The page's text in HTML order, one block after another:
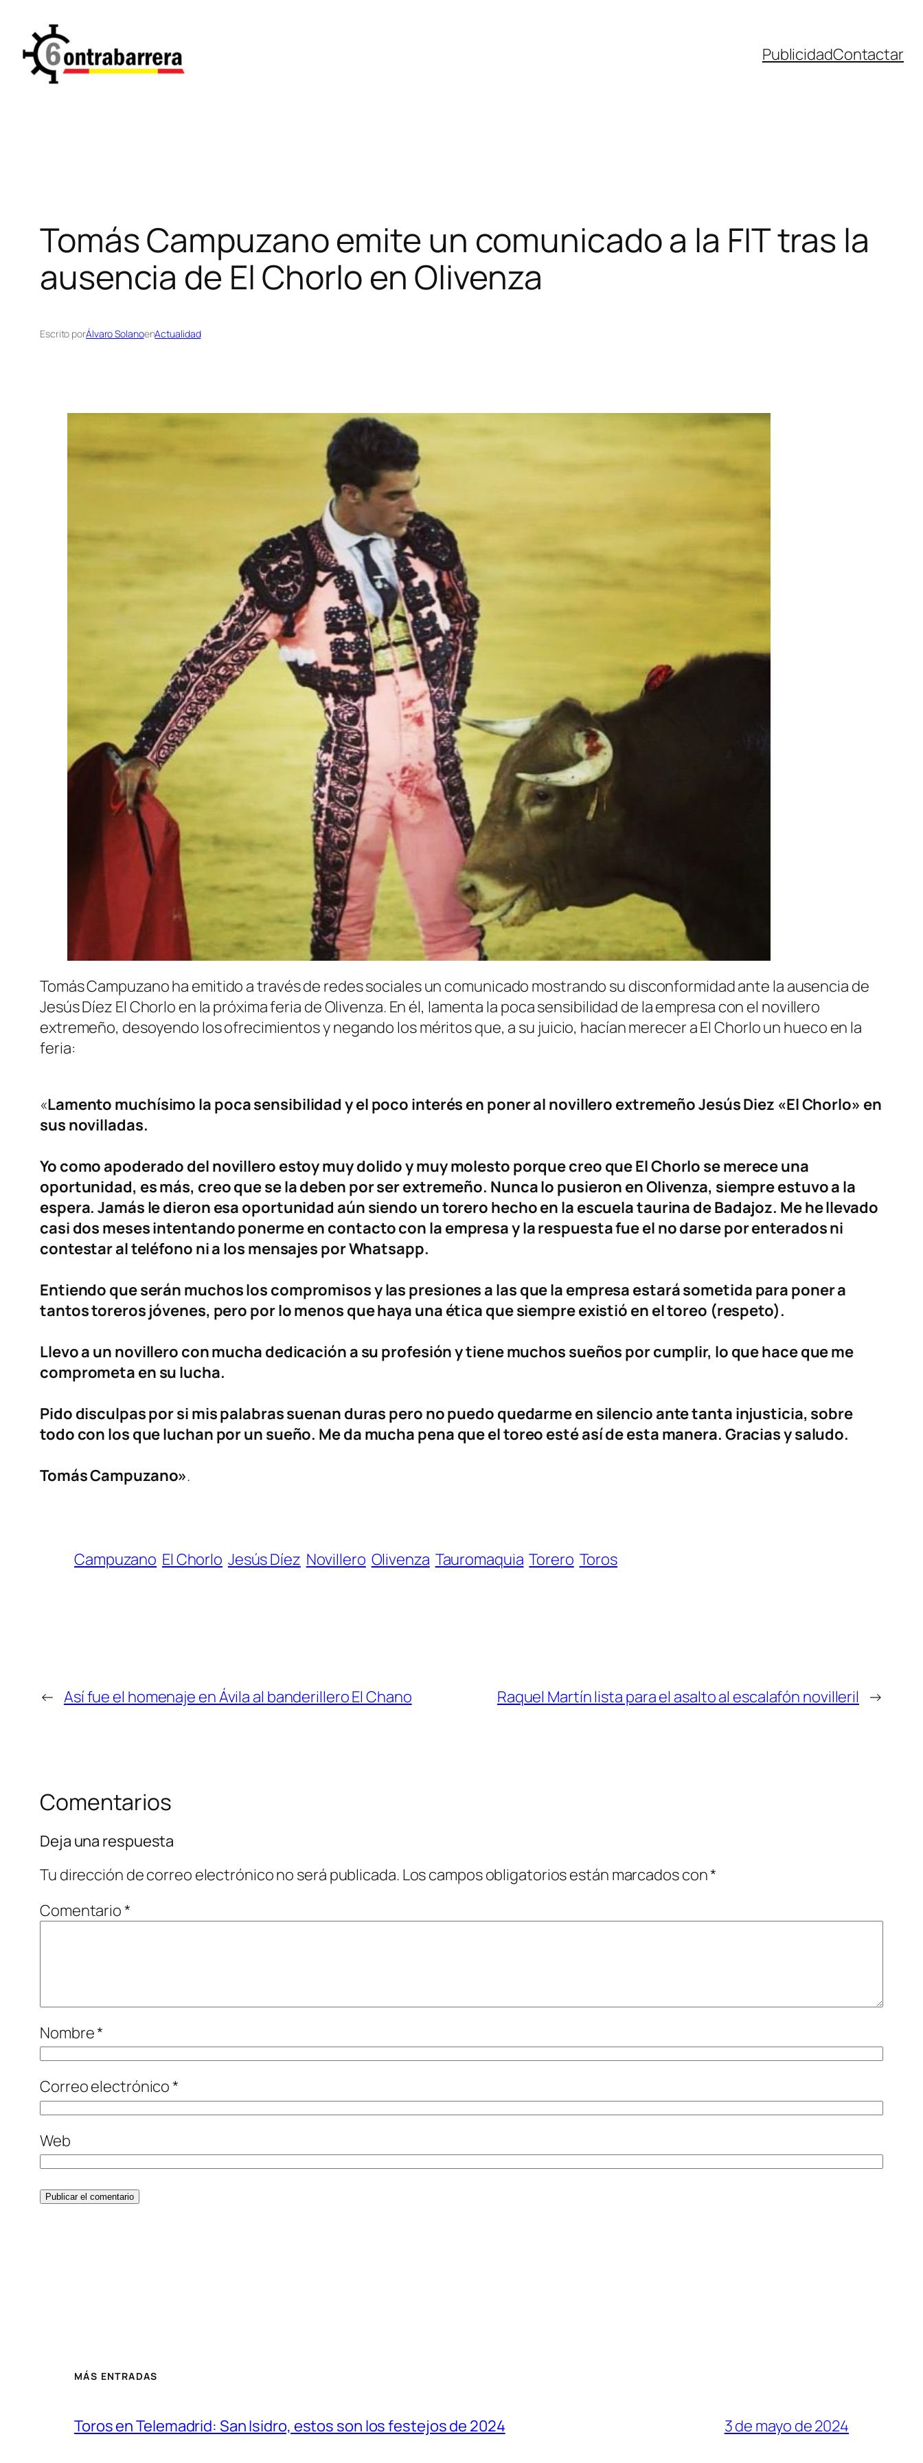
contenido
PublicidadContactar
Tomás Campuzano emite un comunicado a la FIT tras la
ausencia de El Chorlo en Olivenza
Escrito porÁlvaro SolanoenActualidad
Tomás Campuzano ha emitido a través de redes sociales un comunicado mostrando su disconformidad ante la ausencia de
Jesús Díez El Chorlo en la próxima feria de Olivenza. En él, lamenta la poca sensibilidad de la empresa con el novillero
extremeño, desoyendo los ofrecimientos y negando los méritos que, a su juicio, hacían merecer a El Chorlo un hueco en la
feria:
«Lamento muchísimo la poca sensibilidad y el poco interés en poner al novillero extremeño Jesús Diez «El Chorlo» en
sus novilladas.
Yo como apoderado del novillero estoy muy dolido y muy molesto porque creo que El Chorlo se merece una
oportunidad, es más, creo que se la deben por ser extremeño. Nunca lo pusieron en Olivenza, siempre estuvo a la
espera. Jamás le dieron esa oportunidad aún siendo un torero hecho en la escuela taurina de Badajoz. Me he llevado
casi dos meses intentando ponerme en contacto con la empresa y la respuesta fue el no darse por enterados ni
contestar al teléfono ni a los mensajes por Whatsapp.
Entiendo que serán muchos los compromisos y las presiones a las que la empresa estará sometida para poner a
tantos toreros jóvenes, pero por lo menos que haya una ética que siempre existió en el toreo (respeto).
Llevo a un novillero con mucha dedicación a su profesión y tiene muchos sueños por cumplir, lo que hace que me
comprometa en su lucha.
Pido disculpas por si mis palabras suenan duras pero no puedo quedarme en silencio ante tanta injusticia, sobre
todo con los que luchan por un sueño. Me da mucha pena que el toreo esté así de esta manera. Gracias y saludo.
Tomás Campuzano».
Campuzano El Chorlo Jesús Díez Novillero Olivenza Tauromaquia Torero Toros
← Así fue el homenaje en Ávila al banderillero El Chano Raquel Martín lista para el asalto al escalafón novilleril →
Comentarios
Deja una respuesta
Tu dirección de correo electrónico no será publicada. Los campos obligatorios están marcados con*
Comentario*
Nombre*
Correo electrónico*
Web
MÁS ENTRADAS
Toros en Telemadrid: San Isidro, estos son los festejos de 2024 3 de mayo de 2024